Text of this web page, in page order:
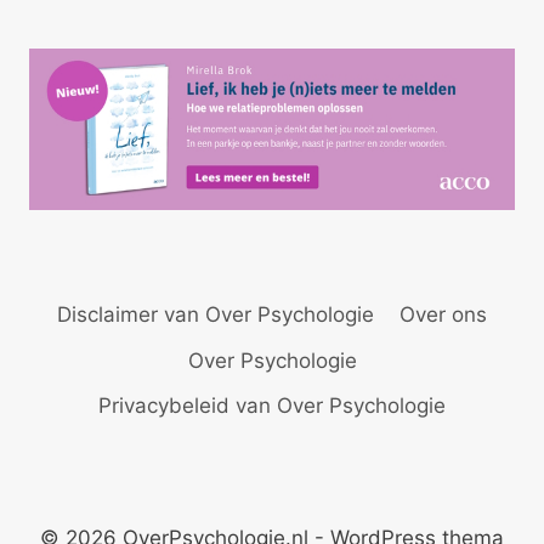
A
p
p
dI
n
Disclaimer van Over Psychologie
Over ons
Over Psychologie
Privacybeleid van Over Psychologie
© 2026 OverPsychologie.nl - WordPress thema